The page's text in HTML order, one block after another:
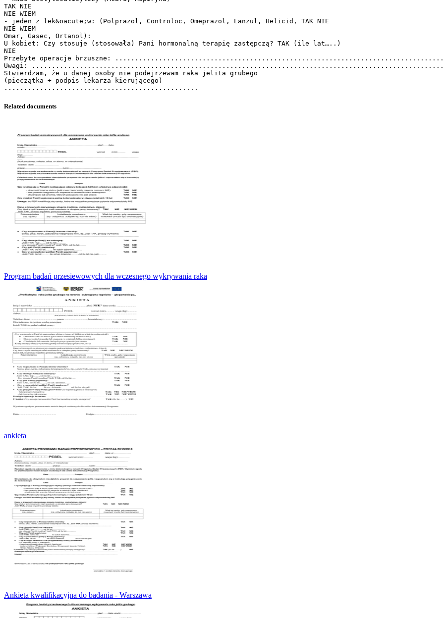
TAK NIE
NIE WIEM
- jeden z lek&oacute;w: (Polprazol, Controloc, Omeprazol, Lanzul, Helicid, TAK NIE
NIE WIEM
Omar, Gasec, Ortanol):
U kobiet: Czy stosuje (stosowała) Pani hormonalną terapię zastępczą? TAK (ile lat…..)
NIE
Przebyte operacje brzuszne:
Uwagi:
Stwierdzam, że u danej osoby nie podejrzewam raka jelita grubego
(pieczątka + podpis lekarza kierującego)
Related documents
Program badań przesiewowych dla wczesnego wykrywania raka
ankieta
Ankieta kwalifikacyjna do badania - Warszawa